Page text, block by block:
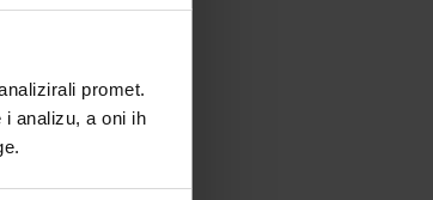
promet.
analizu, a oni ih